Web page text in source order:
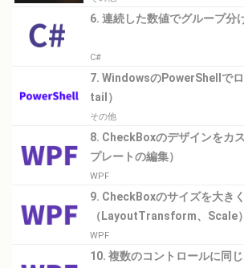
6. 連続した数値でグループ分
C#
7. WindowsのPowerShellでロ
tail）
その他
8. CheckBoxのデザインをカ
プレートの編集）
WPF
9. CheckBoxのサイズを大き
（LayoutTransform、Scale）
WPF
10. 複数のコントロールに同